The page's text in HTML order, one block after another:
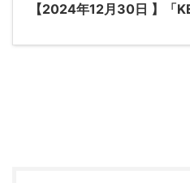
【2024年12月30日 】「